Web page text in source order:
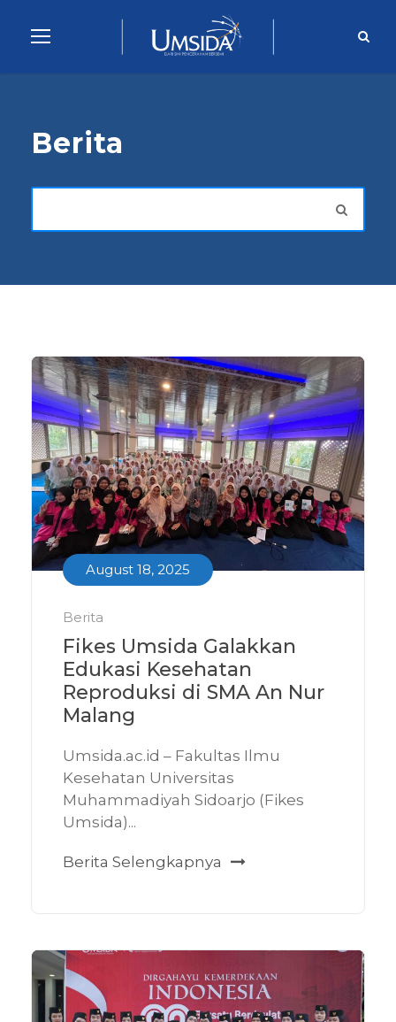
Berita
August 18, 2025
Berita
Fikes Umsida Galakkan
Edukasi Kesehatan
Reproduksi di SMA An Nur
Malang
Umsida.ac.id – Fakultas Ilmu
Kesehatan Universitas
Muhammadiyah Sidoarjo (Fikes
Umsida)...
Berita Selengkapnya